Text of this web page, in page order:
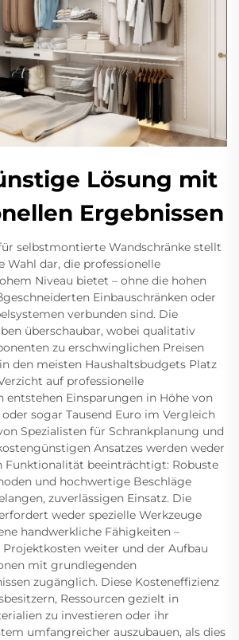
Lösung mit
Ergebnissen
selbstmontierte Wandschränke stellt
Wahl dar, die professionelle
Niveau bietet – ohne die hohen
Einbauschränken oder
verbunden sind. Die
überschaubar, wobei qualitativ
zu erschwinglichen Preisen
den meisten Haushaltsbudgets Platz
auf professionelle
entstehen Einsparungen in Höhe von
sogar Tausend Euro im Vergleich
Spezialisten für Schrankplanung und
Ansatzes werden weder
Funktionalität beeinträchtigt: Robuste
und hochwertige Beschläge
zuverlässigen Einsatz. Die
weder spezielle Werkzeuge
handwerkliche Fähigkeiten –
weiter und der Aufbau
mit grundlegenden
zugänglich. Diese Kosteneffizienz
Ressourcen gezielt in
zu investieren oder ihr
umfangreicher auszubauen, als dies